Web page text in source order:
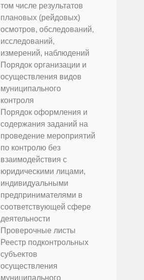
том числе результатов
плановых (рейдовых)
осмотров, обследований,
исследований,
измерений, наблюдений
Порядок организации и
осуществления видов
муниципального
контроля
Порядок оформления и
содержания заданий на
проведение мероприятий
по контролю без
взаимодействия с
юридическими лицами,
индивидуальными
предпринимателями в
соответствующей сфере
деятельности
Проверочные листы
Реестр подконтрольных
субъектов
осуществления
муниципального